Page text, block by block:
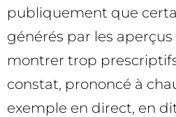
publiquement que
générés par les
montrer trop
constat, prononcé à
exemple en direct, en